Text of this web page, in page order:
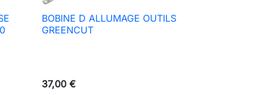
 Aperçu rapide
BOBINE D ALLUMAGE OUTILS
GREENCUT
37,00 €